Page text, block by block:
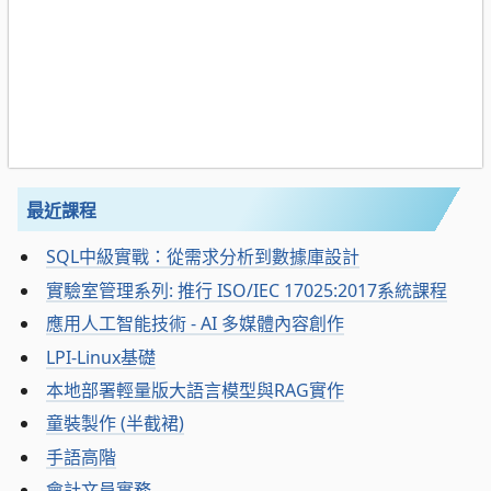
最近課程
SQL中級實戰：從需求分析到數據庫設計
實驗室管理系列: 推行 ISO/IEC 17025:2017系統課程
應用人工智能技術 - AI 多媒體內容創作
LPI-Linux基礎
本地部署輕量版大語言模型與RAG實作
童裝製作 (半截裙)
手語高階